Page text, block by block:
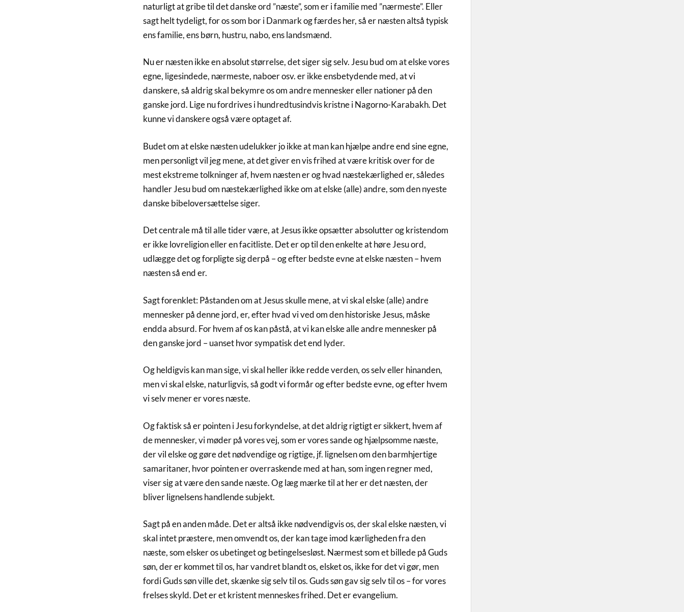
naturligt at gribe til det danske ord ”næste”, som er i familie med ”nærmeste”. Eller
sagt helt tydeligt, for os som bor i Danmark og færdes her, så er næsten altså typisk
ens familie, ens børn, hustru, nabo, ens landsmænd.
Nu er næsten ikke en absolut størrelse, det siger sig selv. Jesu bud om at elske vores
egne, ligesindede, nærmeste, naboer osv. er ikke ensbetydende med, at vi
danskere, så aldrig skal bekymre os om andre mennesker eller nationer på den
ganske jord. Lige nu fordrives i hundredtusindvis kristne i Nagorno-Karabakh. Det
kunne vi danskere også være optaget af.
Budet om at elske næsten udelukker jo ikke at man kan hjælpe andre end sine egne,
men personligt vil jeg mene, at det giver en vis frihed at være kritisk over for de
mest ekstreme tolkninger af, hvem næsten er og hvad næstekærlighed er, således
handler Jesu bud om næstekærlighed ikke om at elske (alle) andre, som den nyeste
danske bibeloversættelse siger.
Det centrale må til alle tider være, at Jesus ikke opsætter absolutter og kristendom
er ikke lovreligion eller en facitliste. Det er op til den enkelte at høre Jesu ord,
udlægge det og forpligte sig derpå – og efter bedste evne at elske næsten – hvem
næsten så end er.
Sagt forenklet: Påstanden om at Jesus skulle mene, at vi skal elske (alle) andre
mennesker på denne jord, er, efter hvad vi ved om den historiske Jesus, måske
endda absurd. For hvem af os kan påstå, at vi kan elske alle andre mennesker på
den ganske jord – uanset hvor sympatisk det end lyder.
Og heldigvis kan man sige, vi skal heller ikke redde verden, os selv eller hinanden,
men vi skal elske, naturligvis, så godt vi formår og efter bedste evne, og efter hvem
vi selv mener er vores næste.
Og faktisk så er pointen i Jesu forkyndelse, at det aldrig rigtigt er sikkert, hvem af
de mennesker, vi møder på vores vej, som er vores sande og hjælpsomme næste,
der vil elske og gøre det nødvendige og rigtige, jf. lignelsen om den barmhjertige
samaritaner, hvor pointen er overraskende med at han, som ingen regner med,
viser sig at være den sande næste. Og læg mærke til at her er det næsten, der
bliver lignelsens handlende subjekt.
Sagt på en anden måde. Det er altså ikke nødvendigvis os, der skal elske næsten, vi
skal intet præstere, men omvendt os, der kan tage imod kærligheden fra den
næste, som elsker os ubetinget og betingelsesløst. Nærmest som et billede på Guds
søn, der er kommet til os, har vandret blandt os, elsket os, ikke for det vi gør, men
fordi Guds søn ville det, skænke sig selv til os. Guds søn gav sig selv til os – for vores
frelses skyld. Det er et kristent menneskes frihed. Det er evangelium.